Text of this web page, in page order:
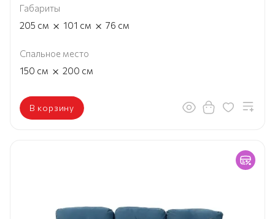
Габариты
205 см × 101 см × 76 см
Спальное место
150 см × 200 см
В корзину